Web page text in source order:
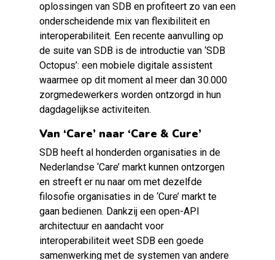
oplossingen van SDB en profiteert zo van een
onderscheidende mix van flexibiliteit en
interoperabiliteit. Een recente aanvulling op
de suite van SDB is de introductie van ‘SDB
Octopus’: een mobiele digitale assistent
waarmee op dit moment al meer dan 30.000
zorgmedewerkers worden ontzorgd in hun
dagdagelijkse activiteiten.
Van ‘Care’ naar ‘Care & Cure’
SDB heeft al honderden organisaties in de
Nederlandse ‘Care’ markt kunnen ontzorgen
en streeft er nu naar om met dezelfde
filosofie organisaties in de ‘Cure’ markt te
gaan bedienen. Dankzij een open-API
architectuur en aandacht voor
interoperabiliteit weet SDB een goede
samenwerking met de systemen van andere